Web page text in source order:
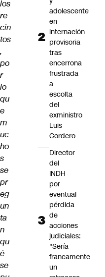
los
re
cin
tos
,
po
r
lo
qu
e
m
uc
ho
s
se
pr
eg
un
ta
n
qu
é
se
adolescente
en
internación
provisoria
tras
encerrona
frustrada
a
escolta
del
exministro
Luis
Cordero
Director
del
INDH
por
eventual
pérdida
de
acciones
judiciales:
"Sería
francamente
un